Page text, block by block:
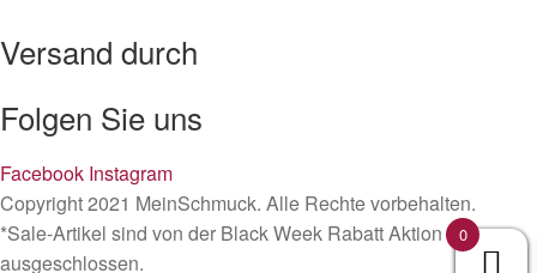
Versand durch
Folgen Sie uns
Facebook Instagram
Copyright 2021 MeinSchmuck. Alle Rechte vorbehalten.
*Sale-Artikel sind von der Black Week Rabatt Aktion
ausgeschlossen.
0